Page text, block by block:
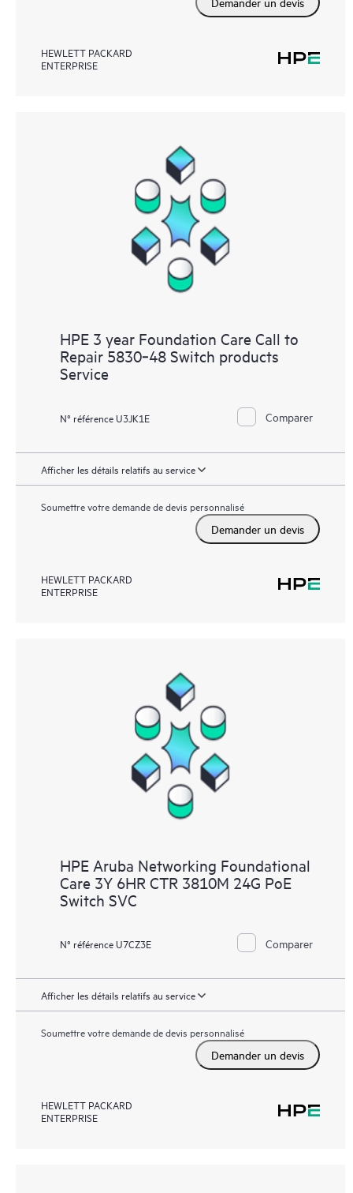
HEWLETT PACKARD
ENTERPRISE
HPE 3 year Foundation Care Call to
Repair 5830‑48 Switch products
Service
N° référence U3JK1E Comparer
Afficher les détails relatifs au service
Soumettre votre demande de devis personnalisé
Demander un devis
HEWLETT PACKARD
ENTERPRISE
HPE Aruba Networking Foundational
Care 3Y 6HR CTR 3810M 24G PoE
Switch SVC
N° référence U7CZ3E Comparer
Afficher les détails relatifs au service
Soumettre votre demande de devis personnalisé
Demander un devis
HEWLETT PACKARD
ENTERPRISE